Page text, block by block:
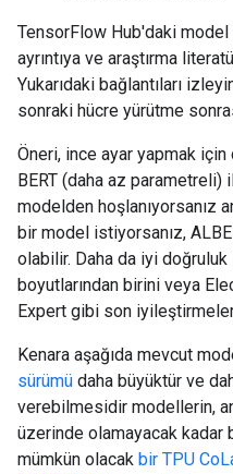
TensorFlow Hub'daki
ayrıntıya ve araştırma
Yukarıdaki bağlantıları
sonraki hücre yürütme
Öneri, ince ayar yapmak için
BERT (daha az parametreli)
modelden hoşlanıyorsanız
bir model istiyorsanız,
olabilir. Daha da iyi
boyutlarından birini veya
Expert gibi son
Kenara aşağıda mevcut
sürümü daha büyüktür ve
verebilmesidir modellerin,
üzerinde olamayacak kadar
mümkün olacak bir TPU